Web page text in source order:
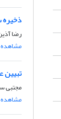
ذخیره
رضا
مشاهده
تبیین
مجتبی
مشاهده